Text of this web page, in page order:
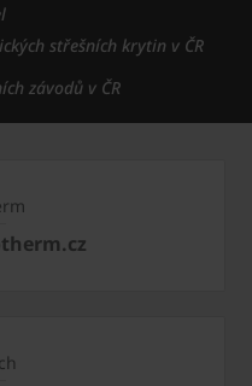
střešních krytin v ČR
závodů v ČR